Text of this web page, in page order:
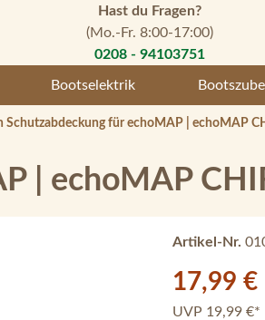
Hast du Fragen?
(Mo.-Fr. 8:00-17:00)
0208 - 94103751
Bootselektrik
Schutzabdeckung für echoMAP | echoMAP
| echoMAP
Artikel-Nr.
Verkaufspreis:
17,99 €
UVP 19,99 €*